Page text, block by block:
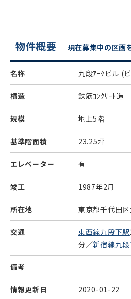
物件概要 現在募集中の区画
名称 九段ｱｰｸビル (
構造 鉄筋ｺﾝｸﾘｰﾄ造
規模 地上5階
基準階面積 23.25坪
エレベーター 有
竣工 1987年2月
所在地 東京都千代田
交通 東西線九段下駅
分／新宿線九
備考
情報更新日 2020-01-22